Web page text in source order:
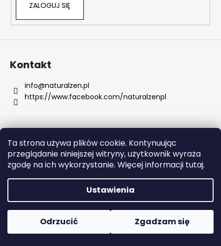
Ta strona używa plików cookie. Kontynuując
przeglądanie niniejszej witryny, użytkownik wyraża
zgodę na ich wykorzystanie. Więcej informacji tutaj.
Ustawienia
Odrzucić Zgadzam się
P
l
e
c
a
m
y
APPLE
(2022)
ZALOGUJ SIĘ
Kontakt
info@naturalzen.pl
https://www.facebook.com/naturalzenpl
Opracował Shoptet
Copyright 2026Naturalzen. Wszystkie prawa
zastrzeżone.
Edytuj ustawienia plików cookie